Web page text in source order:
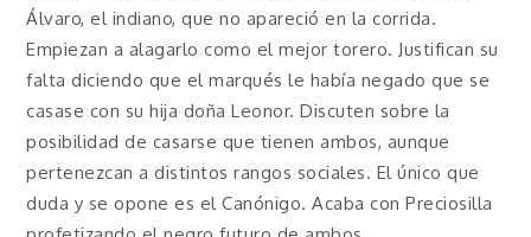
Álvaro, el indiano, que no apareció en la corrida.
Empiezan a alagarlo como el mejor torero. Justifican su
falta diciendo que el marqués le había negado que se
casase con su hija doña Leonor. Discuten sobre la
posibilidad de casarse que tienen ambos, aunque
pertenezcan a distintos rangos sociales. El único que
duda y se opone es el Canónigo. Acaba con Preciosilla